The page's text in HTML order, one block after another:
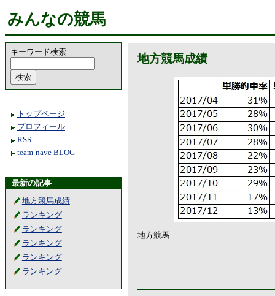
みんなの競馬
キーワード検索
トップページ
プロフィール
RSS
team-nave BLOG
最新の記事
地方競馬成績
ランキング
ランキング
ランキング
ランキング
ランキング
地方競馬成績
地方競馬